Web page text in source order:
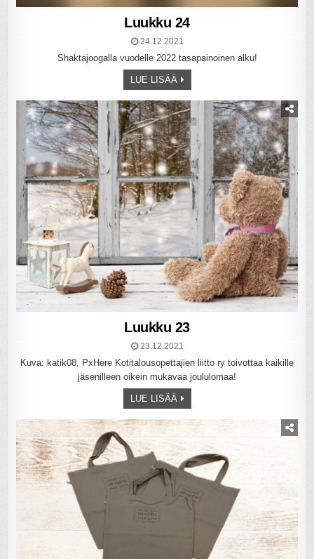
Luukku 24
24.12.2021
Shaktajoogalla vuodelle 2022 tasapainoinen alku!
LUE LISÄÄ
Luukku 23
23.12.2021
Kuva: katik08, PxHere Kotitalousopettajien liitto ry toivottaa kaikille
jäsenilleen oikein mukavaa joululomaa!
LUE LISÄÄ